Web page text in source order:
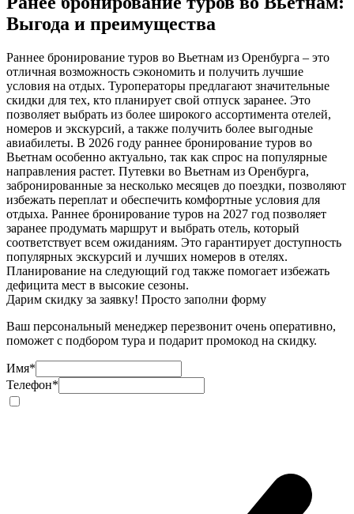
Выгода и преимущества
Раннее бронирование туров во Вьетнам из Оренбурга – это
отличная возможность сэкономить и получить лучшие
условия на отдых. Туроператоры предлагают значительные
скидки для тех, кто планирует свой отпуск заранее. Это
позволяет выбрать из более широкого ассортимента отелей,
номеров и экскурсий, а также получить более выгодные
авиабилеты. В 2026 году раннее бронирование туров во
Вьетнам особенно актуально, так как спрос на популярные
направления растет. Путевки во Вьетнам из Оренбурга,
забронированные за несколько месяцев до поездки, позволяют
избежать переплат и обеспечить комфортные условия для
отдыха. Раннее бронирование туров на 2027 год позволяет
заранее продумать маршрут и выбрать отель, который
соответствует всем ожиданиям. Это гарантирует доступность
популярных экскурсий и лучших номеров в отелях.
Планирование на следующий год также помогает избежать
дефицита мест в высокие сезоны.
Дарим скидку за заявку! Просто заполни форму
Ваш персональный менеджер перезвонит очень оперативно,
поможет с подбором тура и подарит промокод на скидку.
Имя*
Телефон*